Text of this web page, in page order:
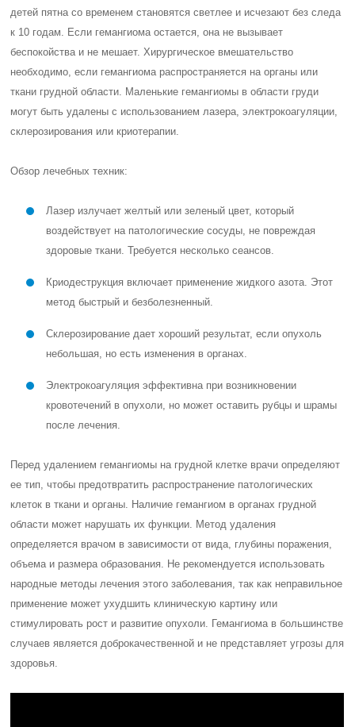
детей пятна со временем становятся светлее и исчезают без следа
к 10 годам. Если гемангиома остается, она не вызывает
беспокойства и не мешает. Хирургическое вмешательство
необходимо, если гемангиома распространяется на органы или
ткани грудной области. Маленькие гемангиомы в области груди
могут быть удалены с использованием лазера, электрокоагуляции,
склерозирования или криотерапии.
Обзор лечебных техник:
Лазер излучает желтый или зеленый цвет, который
воздействует на патологические сосуды, не повреждая
здоровые ткани. Требуется несколько сеансов.
Криодеструкция включает применение жидкого азота. Этот
метод быстрый и безболезненный.
Склерозирование дает хороший результат, если опухоль
небольшая, но есть изменения в органах.
Электрокоагуляция эффективна при возникновении
кровотечений в опухоли, но может оставить рубцы и шрамы
после лечения.
Перед удалением гемангиомы на грудной клетке врачи определяют
ее тип, чтобы предотвратить распространение патологических
клеток в ткани и органы. Наличие гемангиом в органах грудной
области может нарушать их функции. Метод удаления
определяется врачом в зависимости от вида, глубины поражения,
объема и размера образования. Не рекомендуется использовать
народные методы лечения этого заболевания, так как неправильное
применение может ухудшить клиническую картину или
стимулировать рост и развитие опухоли. Гемангиома в большинстве
случаев является доброкачественной и не представляет угрозы для
здоровья.